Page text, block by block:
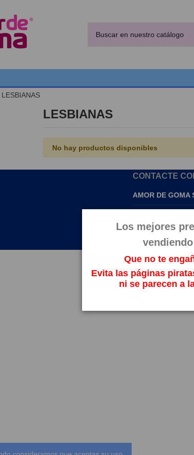
LESBIANAS
LESBIANAS
No hay productos disponibles
CONTACTE
AMOR DE GOMA
Los mejores
Que no te
Evita las páginas
ni se parecen a